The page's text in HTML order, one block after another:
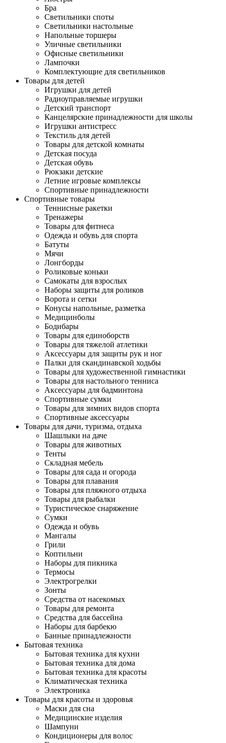
Бра
Светильники споты
Светильники настольные
Напольные торшеры
Уличные светильники
Офисные светильники
Лампочки
Комплектующие для светильников
Товары для детей
Игрушки для детей
Радиоуправляемые игрушки
Детский транспорт
Канцелярские принадлежности для школы
Игрушки антистресс
Текстиль для детей
Товары для детской комнаты
Детская посуда
Детская обувь
Рюкзаки детские
Летние игровые комплексы
Спортивные принадлежности
Спортивные товары
Теннисные ракетки
Тренажеры
Товары для фитнеса
Одежда и обувь для спорта
Батуты
Мячи
Лонгборды
Роликовые коньки
Самокаты для взрослых
Наборы защиты для роликов
Ворота и сетки
Конусы напольные, разметка
Медицинболы
Бодибары
Товары для единоборств
Товары для тяжелой атлетики
Аксессуары для защиты рук и ног
Палки для скандинавской ходьбы
Товары для художественной гимнастики
Товары для настольного тенниса
Аксессуары для бадминтона
Спортивные сумки
Товары для зимних видов спорта
Спортивные аксессуары
Товары для дачи, туризма, отдыха
Шашлыки на даче
Товары для животных
Тенты
Складная мебель
Товары для сада и огорода
Товары для плавания
Товары для пляжного отдыха
Товары для рыбалки
Туристическое снаряжение
Сумки
Одежда и обувь
Мангалы
Грили
Коптильни
Наборы для пикника
Термосы
Электрогрелки
Зонты
Средства от насекомых
Товары для ремонта
Средства для бассейна
Наборы для барбекю
Банные принадлежности
Бытовая техника
Бытовая техника для кухни
Бытовая техника для дома
Бытовая техника для красоты
Климатическая техника
Электроника
Товары для красоты и здоровья
Маски для сна
Медицинские изделия
Шампуни
Кондиционеры для волос